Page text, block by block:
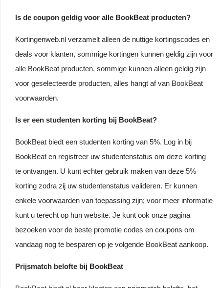
Is de coupon geldig voor alle BookBeat producten?
Kortingenweb.nl verzamelt alleen de nuttige kortingscodes en
deals voor klanten, sommige kortingen kunnen geldig zijn voor
alle BookBeat producten, sommige kunnen alleen geldig zijn
voor geselecteerde producten, alles hangt af van BookBeat
voorwaarden.
Is er een studenten korting bij BookBeat?
BookBeat biedt een studenten korting van 5%. Log in bij
BookBeat en registreer uw studentenstatus om deze korting
te ontvangen. U kunt echter gebruik maken van deze 5%
korting zodra zij uw studentenstatus valideren. Er kunnen
enkele voorwaarden van toepassing zijn; voor meer informatie
kunt u terecht op hun website. Je kunt ook onze pagina
bezoeken voor de beste promotie codes en coupons om
vandaag nog te besparen op je volgende BookBeat aankoop.
Prijsmatch belofte bij BookBeat